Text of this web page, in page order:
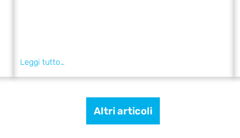
Altri articoli